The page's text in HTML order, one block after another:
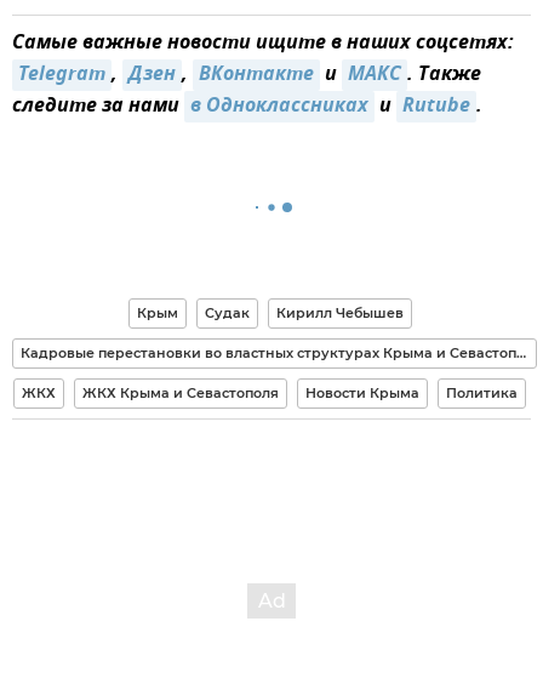
Самые важные новости ищите в наших соцсетях:
Telegram, Дзен, ВКонтакте и МАКС. Также
следите за нами в Одноклассниках и Rutube.
Крым Судак Кирилл Чебышев
Кадровые перестановки во властных структурах Крыма и Севастополя
ЖКХ ЖКХ Крыма и Севастополя Новости Крыма Политика